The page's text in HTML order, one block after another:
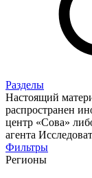
Разделы
Настоящий
распространен
центр «Сова»
агента
Фильтры
Регионы